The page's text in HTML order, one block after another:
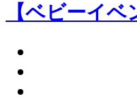
【ベビーイ